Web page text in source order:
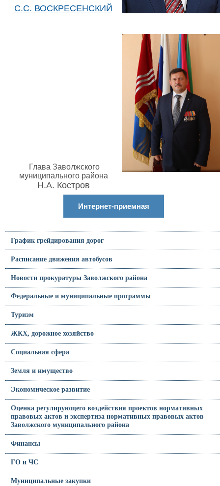
С.С. ВОСКРЕСЕНСКИЙ
Глава Заволжского
муниципального района
Н.А. Костров
Интернет-приемная
График грейдирования дорог
Расписание движения автобусов
Новости прокуратуры Заволжского района
Федеральные и муниципальные программы
Туризм
ЖКХ, дорожное хозяйство
Социальная сфера
Земля и имущество
Экономическое развитие
Оценка регулирующего воздействия проектов нормативных
правовых актов и экспертиза нормативных правовых актов
Заволжского муниципального района
Финансы
ГО и ЧС
Муниципальные закупки